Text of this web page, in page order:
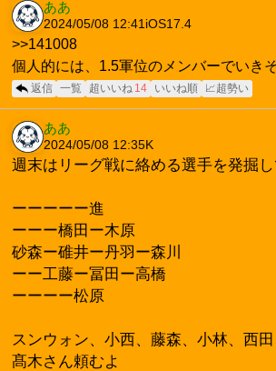
ああ
2024/05/08 12:41iOS17.4
>>141008
個人的には、1.5軍位のメンバーでいき
返信 一覧 超いいね 14 いいね順 📈超勢い
ああ
2024/05/08 12:35K
週末はリーグ戦に絡める選手を発掘
ーーーーー進
ーーー橋田ー木原
砂森ー碓井ー丹羽ー森川
ーー工藤ー冨田ー高橋
ーーーー松原
スンウォン、小西、藤森、小林、西
髙木さん頼むよ